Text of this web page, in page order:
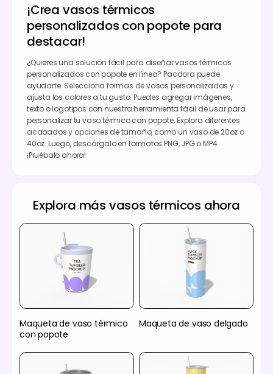
¡Crea vasos térmicos
personalizados con popote para
destacar!
¿Quieres una solución fácil para diseñar vasos térmicos
personalizados con popote en línea? Pacdora puede
ayudarte. Selecciona formas de vasos personalizadas y
ajusta los colores a tu gusto. Puedes agregar imágenes,
texto o logotipos con nuestra herramienta fácil de usar para
personalizar tu vaso térmico con popote. Explora diferentes
acabados y opciones de tamaño, como un vaso de 20oz o
40oz. Luego, descárgalo en formatos PNG, JPG o MP4.
¡Pruébalo ahora!
Explora más vasos térmicos ahora
Maqueta de vaso térmico
con popote
Maqueta de vaso delgado